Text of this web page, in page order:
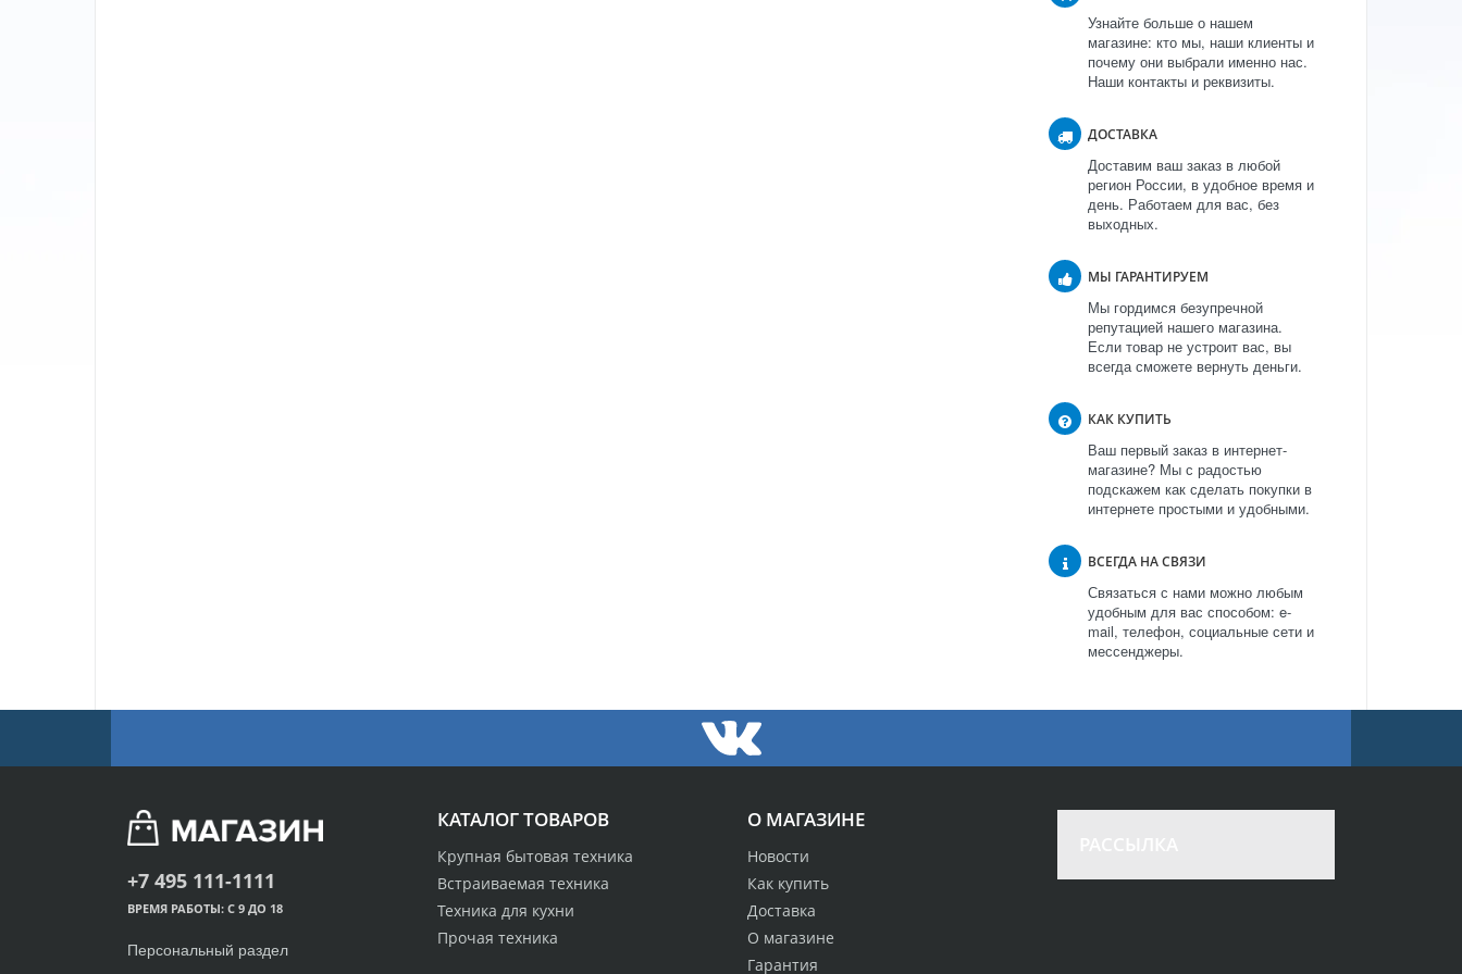
Узнайте больше о нашем
магазине: кто мы, наши клиенты и
почему они выбрали именно нас.
Наши контакты и реквизиты.
ДОСТАВКА
Доставим ваш заказ в любой
регион России, в удобное время и
день. Работаем для вас, без
выходных.
МЫ ГАРАНТИРУЕМ
Мы гордимся безупречной
репутацией нашего магазина.
Если товар не устроит вас, вы
всегда сможете вернуть деньги.
КАК КУПИТЬ
Ваш первый заказ в интернет-
магазине? Мы с радостью
подскажем как сделать покупки в
интернете простыми и удобными.
ВСЕГДА НА СВЯЗИ
Связаться с нами можно любым
удобным для вас способом: e-
mail, телефон, социальные сети и
мессенджеры.
О МАГАЗИНЕ
Новости
Как купить
Доставка
О магазине
Гарантия
КАТАЛОГ ТОВАРОВ
Крупная бытовая техника
Встраиваемая техника
Техника для кухни
Прочая техника
+7 495 111-1111
ВРЕМЯ РАБОТЫ: С 9 ДО 18
Персональный раздел